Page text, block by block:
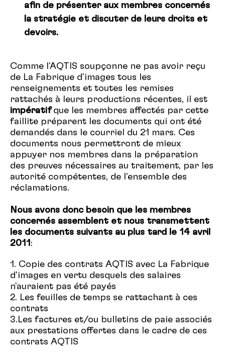
afin de présenter aux membres concernés
la stratégie et discuter de leurs droits et
devoirs.
Comme l'AQTIS soupçonne ne pas avoir reçu
de La Fabrique d'images tous les
renseignements et toutes les remises
rattachés à leurs productions récentes, il est
impératifque les membres affectés par cette
faillite préparent les documents qui ont été
demandés dans le courriel du 21 mars. Ces
documents nous permettront de mieux
appuyer nos membres dans la préparation
des preuves nécessaires au traitement, par les
autorité compétentes, de l'ensemble des
réclamations.
Nous avons donc besoin que les membres
concernés assemblent et nous transmettent
les documents suivants au plus tard le 14 avril
2011 :
1. Copie des contrats AQTIS avec La Fabrique
d'images en vertu desquels des salaires
n'auraient pas été payés
2. Les feuilles de temps se rattachant à ces
contrats
3.Les factures et/ou bulletins de paie associés
aux prestations offertes dans le cadre de ces
contrats AQTIS